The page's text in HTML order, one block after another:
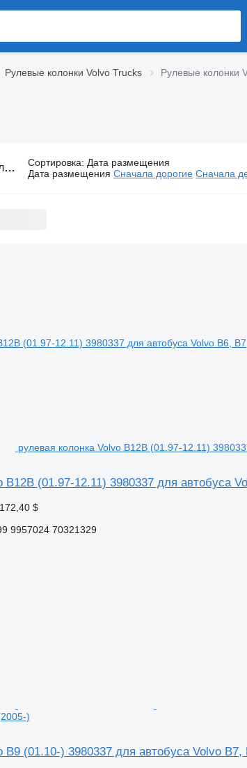
Рулевые колонки Volvo Trucks Рулевые колонки
Сортировка: Дата размещения
Дата размещения Сначала дорогие Сначала
рулевая колонка Volvo B12B (01.97-12.11)
B12B (01.97-12.11) 3980337 для автобуса
$
9957024 70321329
)
B9 (01.10-) 3980337 для автобуса Volvo